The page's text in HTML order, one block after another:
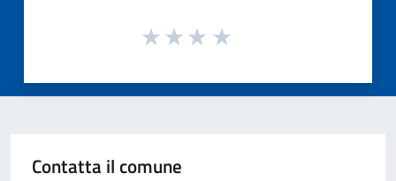
Contatta il comune